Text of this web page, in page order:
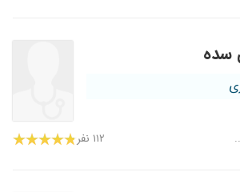
سده
۱۱۲ نفر